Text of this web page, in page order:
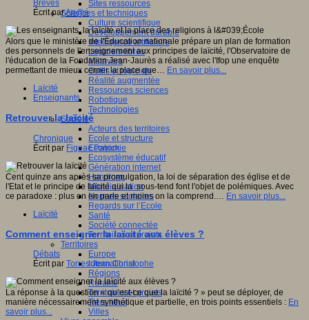
Sites ressources
Sciences et techniques
Culture scientifique
Développement durable
Intelligence artificielle
Logiciels libres
Métavers
Outils et logiciels
Réalité augmentée
Ressources sciences
Robotique
Technologies
Société
Acteurs des territoires
Ecole et structure
Economie
Ecosystème éducatif
Génération internet
Handicap
Mondialisation
Normes scolaires
Regards sur l’Ecole
Santé
Société connectée
Territoires et projets
Territoires
Europe
International
Régions
Ruralité
Territoires et projets
Tiers lieux
Villes
Brèves
Écrit parAn@é
Alors que le ministère de l'Éducation nationale prépare un plan de formation
des personnels de l'enseignement aux principes de laïcité, l'Observatoire de
l'éducation de la Fondation Jean-Jaurès a réalisé avec l'Ifop une enquête
permettant de mieux cerner la place que… En savoir plus...
Laïcité
Enseignants
Retrouver la laïcité
Chronique
Écrit par Figeac Patrick
Cent quinze ans après sa promulgation, la loi de séparation des église et de
l'Etat et le principe de laïcité qui la sous-tend font l'objet de polémiques. Avec
ce paradoxe : plus on en parle et moins on la comprend.… En savoir plus...
Laïcité
Comment enseigner la laïcité aux élèves ?
Débats
Écrit par Torres Jean Christophe
La réponse à la question « qu’est-ce que la laïcité ? » peut se déployer, de
manière nécessairement synthétique et partielle, en trois points essentiels : En
savoir plus...